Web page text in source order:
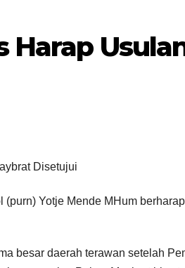
Harap
Yotje Mende MHum
besar daerah terawan setelah